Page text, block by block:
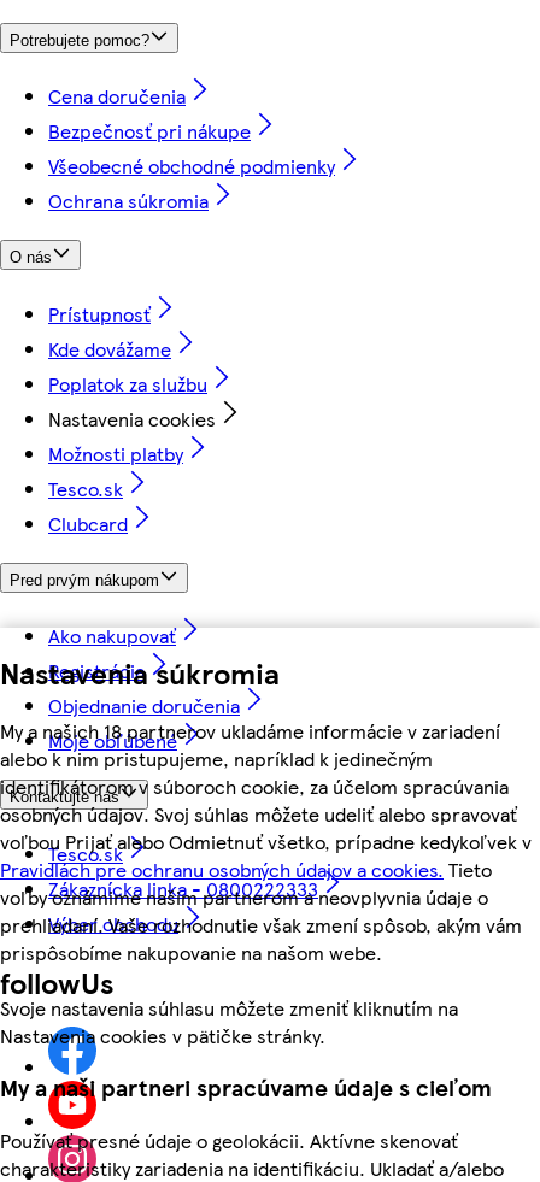
Nastavenia súkromia
My a našich 18 partnerov ukladáme informácie v zariadení
alebo k nim pristupujeme, napríklad k jedinečným
identifikátorom v súboroch cookie, za účelom spracúvania
osobných údajov. Svoj súhlas môžete udeliť alebo spravovať
voľbou Prijať alebo Odmietnuť všetko, prípadne kedykoľvek v
Pravidlách pre ochranu osobných údajov a cookies. Tieto
voľby oznámime našim partnerom a neovplyvnia údaje o
prehliadaní. Vaše rozhodnutie však zmení spôsob, akým vám
prispôsobíme nakupovanie na našom webe.
Svoje nastavenia súhlasu môžete zmeniť kliknutím na
Nastavenia cookies v pätičke stránky.
My a naši partneri spracúvame údaje s cieľom
Používať presné údaje o geolokácii. Aktívne skenovať
charakteristiky zariadenia na identifikáciu. Ukladať a/alebo
Potrebujete pomoc?
Cena doručenia
Bezpečnosť pri nákupe
Všeobecné obchodné podmienky
Ochrana súkromia
O nás
Prístupnosť
Kde dovážame
Poplatok za službu
Nastavenia cookies
Možnosti platby
Tesco.sk
Clubcard
Pred prvým nákupom
Ako nakupovať
Registrácia
Objednanie doručenia
Moje obľúbené
Kontaktujte nás
Tesco.sk
Zákaznícka linka - 0800222333
Výber obchodu
followUs